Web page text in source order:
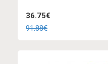
36.75€
91.88€